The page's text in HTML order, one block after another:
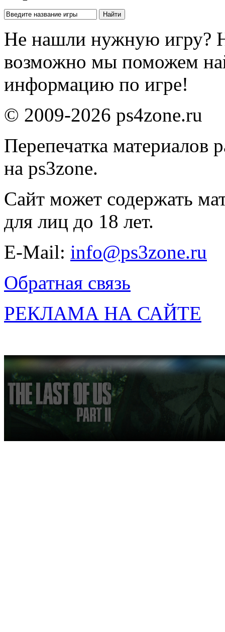
Не нашли нужную игру?
возможно мы поможем
информацию по игре!
© 2009-2026 ps4zone.ru
Перепечатка материалов
на ps3zone.
Сайт может содержать
для лиц до 18 лет.
E-Mail: info@ps3zone.ru
Обратная связь
РЕКЛАМА НА САЙТЕ